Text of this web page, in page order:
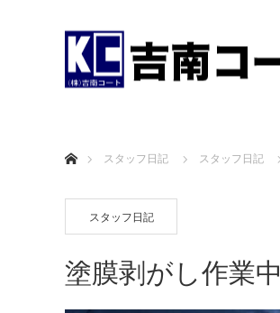
スタッフ日記
スタッフ日記
スタッフ日記
塗膜剥がし作業中